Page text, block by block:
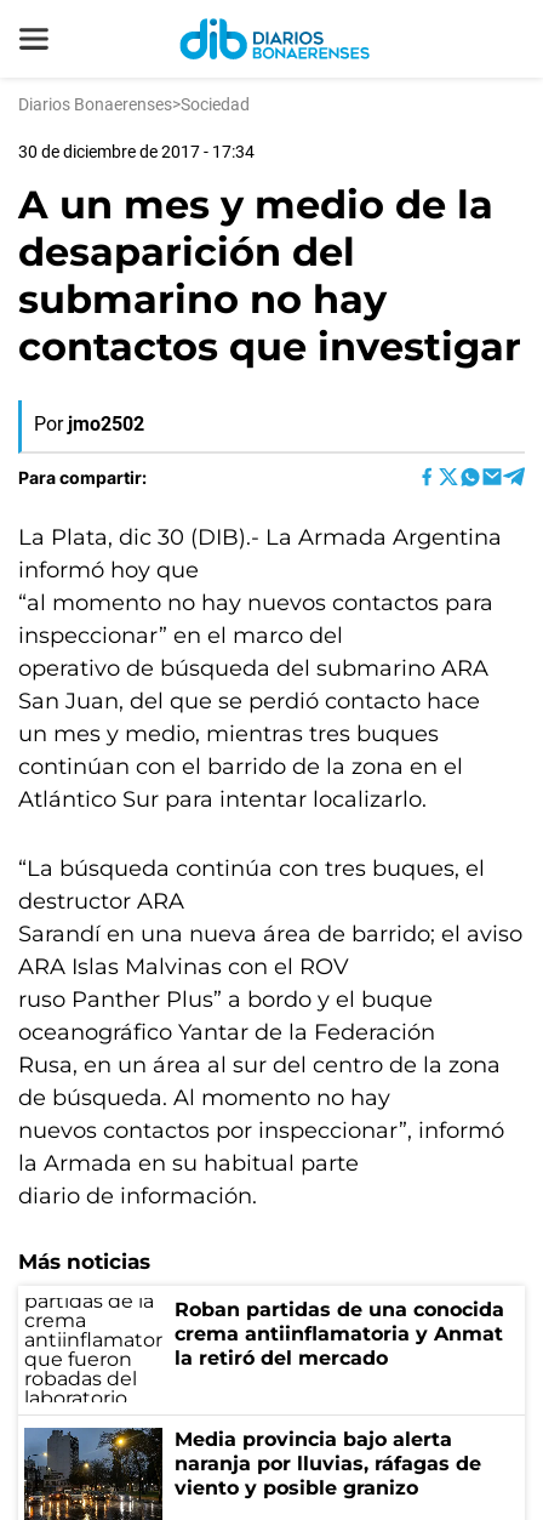
Diarios Bonaerenses>Sociedad
30 de diciembre de 2017 - 17:34
A un mes y medio de la
desaparición del
submarino no hay
contactos que investigar
Por jmo2502
Para compartir:
La Plata, dic 30 (DIB).- La Armada Argentina
informó hoy que
“al momento no hay nuevos contactos para
inspeccionar” en el marco del
operativo de búsqueda del submarino ARA
San Juan, del que se perdió contacto hace
un mes y medio, mientras tres buques
continúan con el barrido de la zona en el
Atlántico Sur para intentar localizarlo.
“La búsqueda continúa con tres buques, el
destructor ARA
Sarandí en una nueva área de barrido; el aviso
ARA Islas Malvinas con el ROV
ruso Panther Plus” a bordo y el buque
oceanográfico Yantar de la Federación
Rusa, en un área al sur del centro de la zona
de búsqueda. Al momento no hay
nuevos contactos por inspeccionar”, informó
la Armada en su habitual parte
diario de información.
Más noticias
Roban partidas de una conocida
crema antiinflamatoria y Anmat
la retiró del mercado
Media provincia bajo alerta
naranja por lluvias, ráfagas de
viento y posible granizo